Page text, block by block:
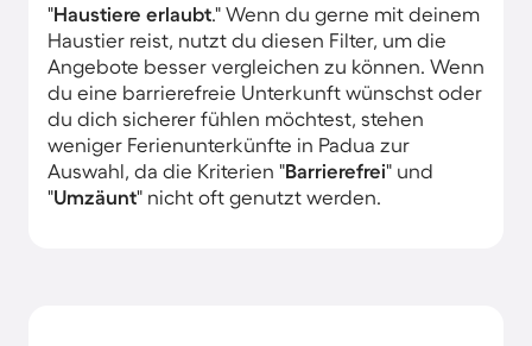
"Haustiere erlaubt." Wenn du gerne mit deinem
Haustier reist, nutzt du diesen Filter, um die
Angebote besser vergleichen zu können. Wenn
du eine barrierefreie Unterkunft wünschst oder
du dich sicherer fühlen möchtest, stehen
weniger Ferienunterkünfte in Padua zur
Auswahl, da die Kriterien "Barrierefrei" und
"Umzäunt" nicht oft genutzt werden.